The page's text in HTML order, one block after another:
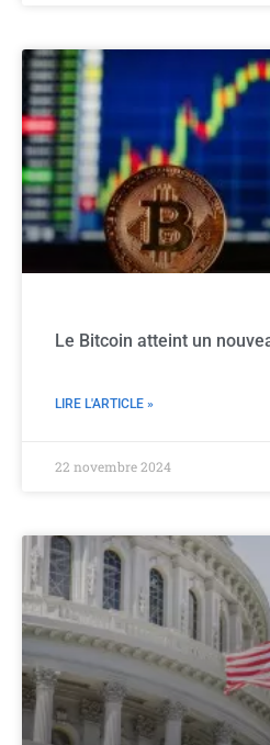
Le Bitcoin atteint un
LIRE L'ARTICLE »
22 novembre 2024